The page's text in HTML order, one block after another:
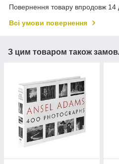
Повернення товару впродовж 14
Всі умови повернення
З цим товаром також